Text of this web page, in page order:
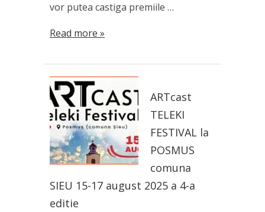
vor putea castiga premiile …
Read more »
ARTcast
TELEKI
FESTIVAL la
POSMUS
comuna
SIEU 15-17 august 2025 a 4-a
editie